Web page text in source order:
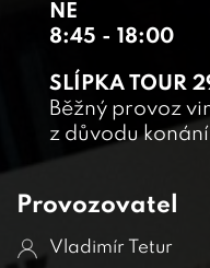
NE
8:45 - 18:00
SLÍPKA TOUR
Běžný provoz
z důvodu
Provozovatel
Vladimír Tetur